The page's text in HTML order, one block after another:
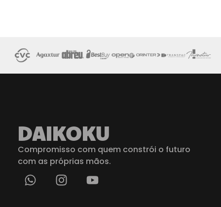
DAIKOKU
Compromisso com quem constrói o futuro
com as próprias mãos.